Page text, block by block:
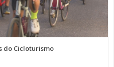
do Cicloturismo